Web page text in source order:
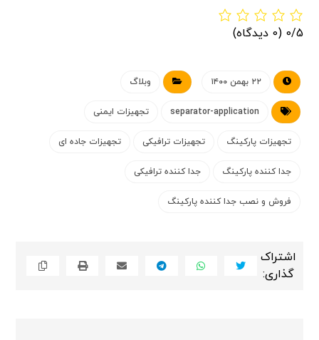
0/5 (0 دیدگاه)
۲۲ بهمن ۱۴۰۰ وبلاگ
separator-application تجهیزات ایمنی
تجهیزات پارکینگ تجهیزات ترافیکی تجهیزات جاده ای
جدا کننده پارکینگ جدا کننده ترافیکی
فروش و نصب جدا کننده پارکینگ